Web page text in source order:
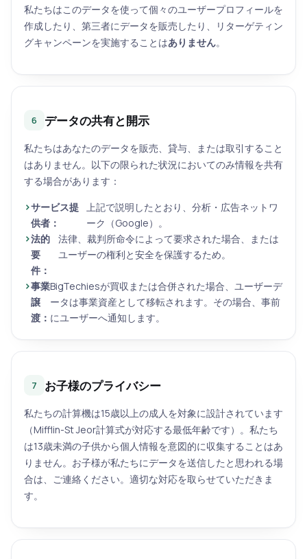
私たちはこのデータを使って個々のユーザープロフィールを
作成したり、第三者にデータを販売したり、リターゲティン
グキャンペーンを実施することはありません。
6 データの共有と開示
私たちはあなたのデータを販売、貸与、または取引すること
はありません。以下の限られた状況においてのみ情報を共有
する場合があります：
サービス提
供者：
上記で説明したとおり、分析・広告ネットワ
ーク（Google）。
法的
要
件：
法律、裁判所命令によって要求された場合、または
ユーザーの権利と安全を保護するため。
事業
譲
渡：
BigTechiesが買収または合併された場合、ユーザーデ
ータは事業資産として移転されます。その場合、事前
にユーザーへ通知します。
7 お子様のプライバシー
私たちの計算機は15歳以上の成人を対象に設計されています
（Mifflin-St Jeor計算式が対応する最低年齢です）。私たち
は13歳未満の子供から個人情報を意図的に収集することはあ
りません。お子様が私たちにデータを送信したと思われる場
合は、ご連絡ください。適切な対応を取らせていただきま
す。